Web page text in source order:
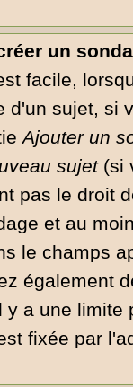
un
facile,
d'un sujet, si
Ajouter un
sujet(si
pas le droit
et au
le champs
également
y a une
fixée par